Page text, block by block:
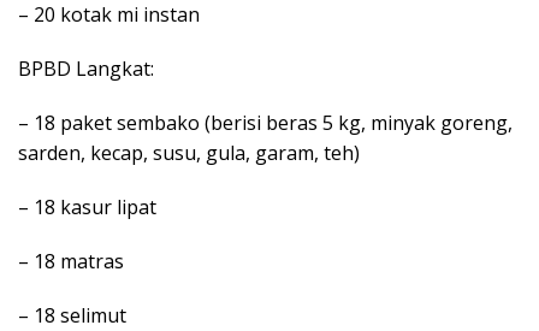
– 20 kotak mi instan
BPBD Langkat:
– 18 paket sembako (berisi beras 5 kg, minyak goreng,
sarden, kecap, susu, gula, garam, teh)
– 18 kasur lipat
– 18 matras
– 18 selimut